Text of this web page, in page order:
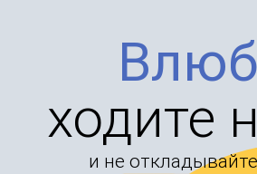
ходите
и не